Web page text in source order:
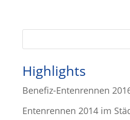
Highlights
Benefiz-Entenrennen
Entenrennen 2014 im